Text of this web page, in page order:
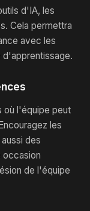
d'IA, les
Cela permettra
avec les
où l'équipe peut
les
des
occasion
de l'équipe